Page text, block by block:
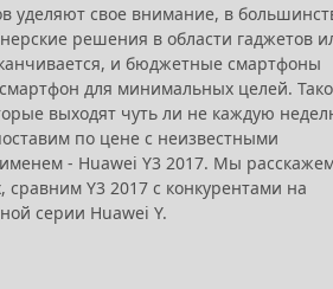
уделяют свое внимание, в
решения в области гаджетов
и бюджетные смартфоны
для минимальных целей.
выходят чуть ли не каждую
по цене с неизвестными
- Huawei Y3 2017. Мы
сравним Y3 2017 с конкурентами на
серии Huawei Y.